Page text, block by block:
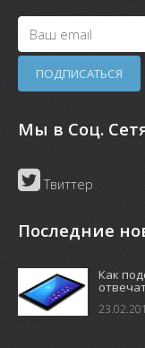
Мы в Соц.
Твиттер
Последние
Как